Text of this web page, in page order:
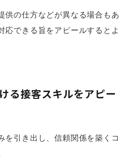
供の仕方などが異なる場合もあ
応できる旨をアピールするとよ
る接客スキルをアピー
を引き出し、信頼関係を築くコ